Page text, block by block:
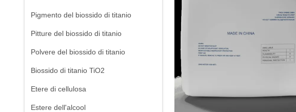
Pigmento del biossido di titanio
Pitture del biossido di titanio
Polvere del biossido di titanio
Biossido di titanio TiO2
Etere di cellulosa
Estere dell'alcool